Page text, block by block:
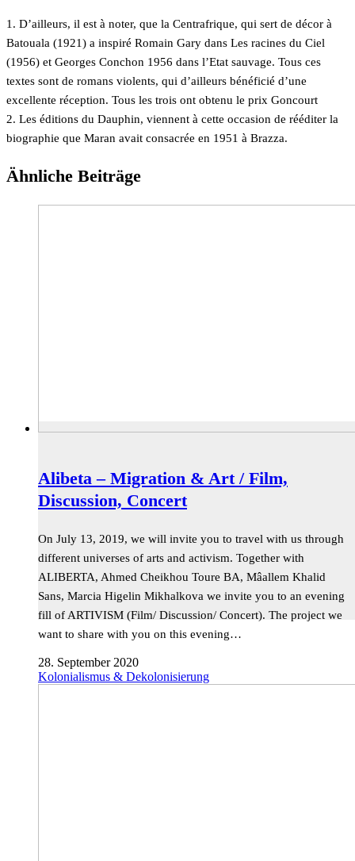
1. D’ailleurs, il est à noter, que la Centrafrique, qui sert de décor à
Batouala (1921) a inspiré Romain Gary dans Les racines du Ciel
(1956) et Georges Conchon 1956 dans l’Etat sauvage. Tous ces
textes sont de romans violents, qui d’ailleurs bénéficié d’une
excellente réception. Tous les trois ont obtenu le prix Goncourt
2. Les éditions du Dauphin, viennent à cette occasion de rééditer la
biographie que Maran avait consacrée en 1951 à Brazza.
Ähnliche Beiträge
Alibeta – Migration & Art / Film,
Discussion, Concert
On July 13, 2019, we will invite you to travel with us through
different universes of arts and activism. Together with
ALIBERTA, Ahmed Cheikhou Toure BA, Mâallem Khalid
Sans, Marcia Higelin Mikhalkova we invite you to an evening
fill of ARTIVISM (Film/ Discussion/ Concert). The project we
want to share with you on this evening…
28. September 2020
Kolonialismus & Dekolonisierung